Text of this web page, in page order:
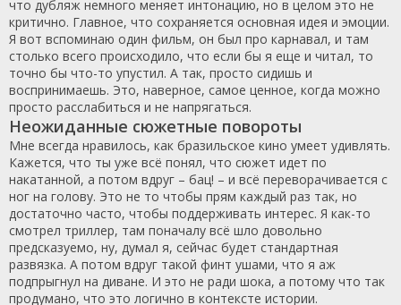
что дубляж немного меняет интонацию, но в целом это не
критично. Главное, что сохраняется основная идея и эмоции.
Я вот вспоминаю один фильм, он был про карнавал, и там
столько всего происходило, что если бы я еще и читал, то
точно бы что-то упустил. А так, просто сидишь и
воспринимаешь. Это, наверное, самое ценное, когда можно
просто расслабиться и не напрягаться.
Неожиданные сюжетные повороты
Мне всегда нравилось, как бразильское кино умеет удивлять.
Кажется, что ты уже всё понял, что сюжет идет по
накатанной, а потом вдруг – бац! – и всё переворачивается с
ног на голову. Это не то чтобы прям каждый раз так, но
достаточно часто, чтобы поддерживать интерес. Я как-то
смотрел триллер, там поначалу всё шло довольно
предсказуемо, ну, думал я, сейчас будет стандартная
развязка. А потом вдруг такой финт ушами, что я аж
подпрыгнул на диване. И это не ради шока, а потому что так
продумано, что это логично в контексте истории.